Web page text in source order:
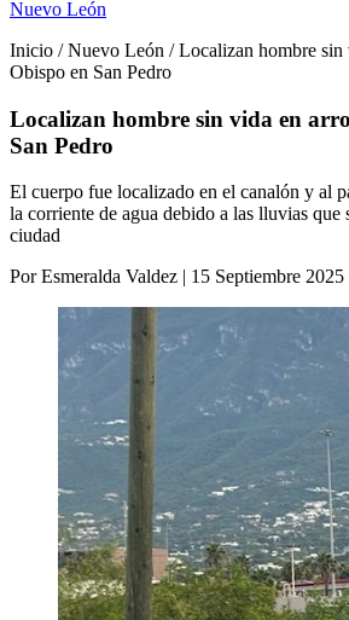
Nuevo León
Inicio / Nuevo León / Localizan hombre sin
Obispo en San Pedro
Localizan hombre sin vida en
San Pedro
El cuerpo fue localizado en el canalón y al
la corriente de agua debido a las lluvias que
ciudad
Por Esmeralda Valdez | 15 Septiembre 2025